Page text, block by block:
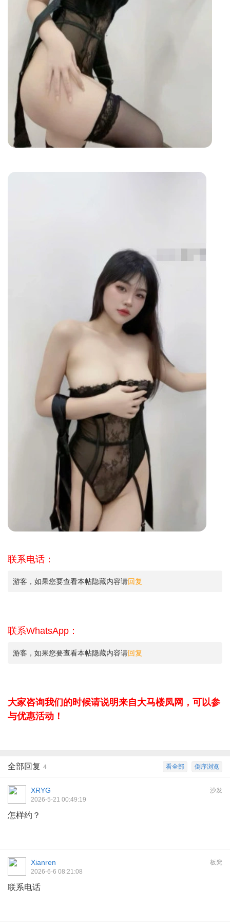
联系电话：
游客，如果您要查看本帖隐藏内容请回复
联系WhatsApp：
游客，如果您要查看本帖隐藏内容请回复
大家咨询我们的时候请说明来自大马楼凤网，可以参
与优惠活动！
倒序浏览
看全部
全部回复 4
沙发
XRYG
2026-5-21 00:49:19
怎样约？
板凳
Xianren
2026-6-6 08:21:08
联系电话